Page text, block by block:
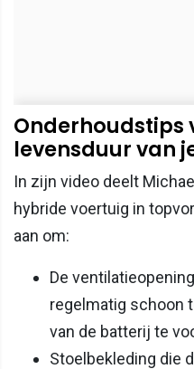
Onderhoudstips
levensduur van
In zijn video deelt
hybride voertuig in
aan om:
De
regelmatig schoon
van de batterij te
Stoelbekleding die